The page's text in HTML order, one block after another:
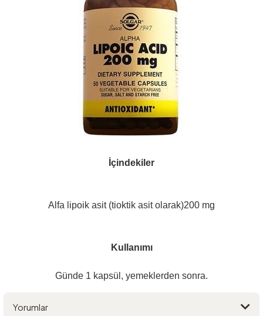
İçindekiler
Alfa lipoik asit (tioktik asit olarak)200 mg
Kullanımı
Günde 1 kapsül, yemeklerden sonra.
Yorumlar